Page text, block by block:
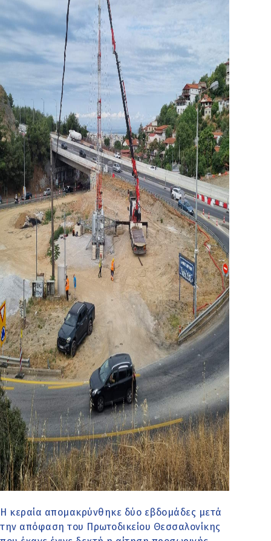
Η κεραία απομακρύνθηκε δύο εβδομάδες μετά
την απόφαση του Πρωτοδικείου Θεσσαλονίκης